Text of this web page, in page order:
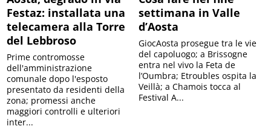
Festaz: installata una
telecamera alla Torre
del Lebbroso
Prime contromosse
dell'amministrazione
comunale dopo l'esposto
presentato da residenti della
zona; promessi anche
maggiori controlli e ulteriori
inter...
settimana in Valle
d’Aosta
GiocAosta prosegue tra le vie
del capoluogo; a Brissogne
entra nel vivo la Feta de
l’Oumbra; Etroubles ospita la
Veillà; a Chamois tocca al
Festival A...